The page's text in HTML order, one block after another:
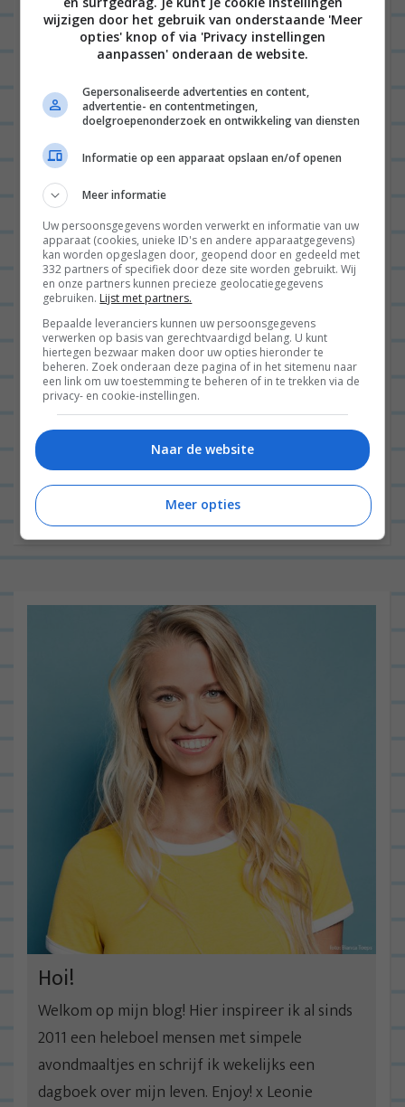
Laat een reactie achter
Het e-mailadres wordt niet gepubliceerd.
velden zijn gemarkeerd met*
Naam*
E-mail*
Site
Hoi!
Welkom op mijn blog! Hier inspireer ik al sinds
2011 een heleboel mensen met simpele
avondmaaltjes en schrijf ik wekelijks een
dagboek over mijn leven. Enjoy! x Leonie
wijzigen door het gebruik van onderstaande 'Meer
opties' knop of via 'Privacy instellingen
aanpassen' onderaan de website.
Gepersonaliseerde advertenties en content,
advertentie- en contentmetingen,
doelgroepenonderzoek en ontwikkeling van diensten
Informatie op een apparaat opslaan en/of openen
Meer informatie
Uw persoonsgegevens worden verwerkt en informatie van uw
apparaat (cookies, unieke ID's en andere apparaatgegevens)
kan worden opgeslagen door, geopend door en gedeeld met
332 partners of specifiek door deze site worden gebruikt. Wij
en onze partners kunnen precieze geolocatiegegevens
gebruiken. Lijst met partners.
Bepaalde leveranciers kunnen uw persoonsgegevens
verwerken op basis van gerechtvaardigd belang. U kunt
hiertegen bezwaar maken door uw opties hieronder te
beheren. Zoek onderaan deze pagina of in het sitemenu naar
een link om uw toestemming te beheren of in te trekken via de
privacy- en cookie-instellingen.
Naar de website
Meer opties